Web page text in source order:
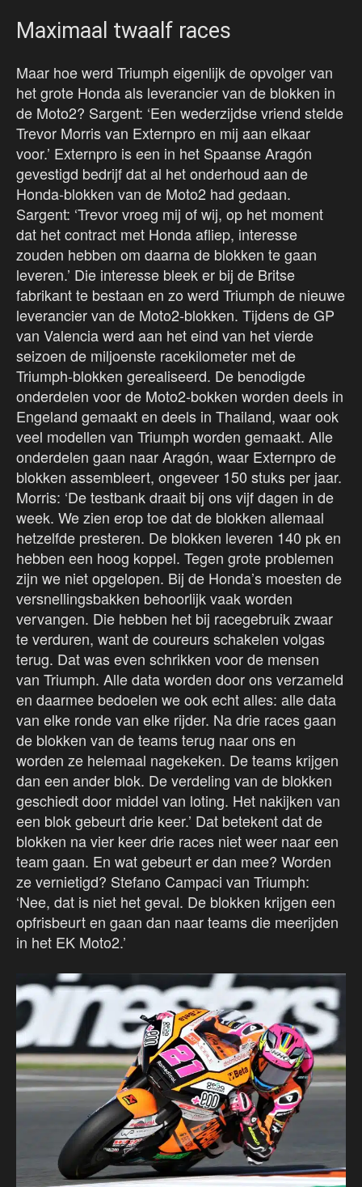
Maximaal twaalf races
Maar hoe werd Triumph eigenlijk de opvolger van
het grote Honda als leverancier van de blokken in
de Moto2? Sargent: ‘Een wederzijdse vriend stelde
Trevor Morris van Externpro en mij aan elkaar
voor.’ Externpro is een in het Spaanse Aragón
gevestigd bedrijf dat al het onderhoud aan de
Honda-blokken van de Moto2 had gedaan.
Sargent: ‘Trevor vroeg mij of wij, op het moment
dat het contract met Honda afliep, interesse
zouden hebben om daarna de blokken te gaan
leveren.’ Die interesse bleek er bij de Britse
fabrikant te bestaan en zo werd Triumph de nieuwe
leverancier van de Moto2-blokken. Tijdens de GP
van Valencia werd aan het eind van het vierde
seizoen de miljoenste racekilometer met de
Triumph-blokken gerealiseerd. De benodigde
onderdelen voor de Moto2-bokken worden deels in
Engeland gemaakt en deels in Thailand, waar ook
veel modellen van Triumph worden gemaakt. Alle
onderdelen gaan naar Aragón, waar Externpro de
blokken assembleert, ongeveer 150 stuks per jaar.
Morris: ‘De testbank draait bij ons vijf dagen in de
week. We zien erop toe dat de blokken allemaal
hetzelfde presteren. De blokken leveren 140 pk en
hebben een hoog koppel. Tegen grote problemen
zijn we niet opgelopen. Bij de Honda’s moesten de
versnellingsbakken behoorlijk vaak worden
vervangen. Die hebben het bij racegebruik zwaar
te verduren, want de coureurs schakelen volgas
terug. Dat was even schrikken voor de mensen
van Triumph. Alle data worden door ons verzameld
en daarmee bedoelen we ook echt alles: alle data
van elke ronde van elke rijder. Na drie races gaan
de blokken van de teams terug naar ons en
worden ze helemaal nagekeken. De teams krijgen
dan een ander blok. De verdeling van de blokken
geschiedt door middel van loting. Het nakijken van
een blok gebeurt drie keer.’ Dat betekent dat de
blokken na vier keer drie races niet weer naar een
team gaan. En wat gebeurt er dan mee? Worden
ze vernietigd? Stefano Campaci van Triumph:
‘Nee, dat is niet het geval. De blokken krijgen een
opfrisbeurt en gaan dan naar teams die meerijden
in het EK Moto2.’